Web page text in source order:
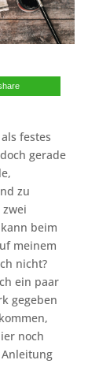
festes
gerade
zu
beim
meinem
nicht?
ein paar
gegeben
noch